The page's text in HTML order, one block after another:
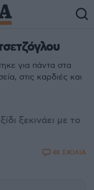
για πάντα στα
στις καρδιές και
ξεκινάει με το
48 ΣΧΟΛΙΑ